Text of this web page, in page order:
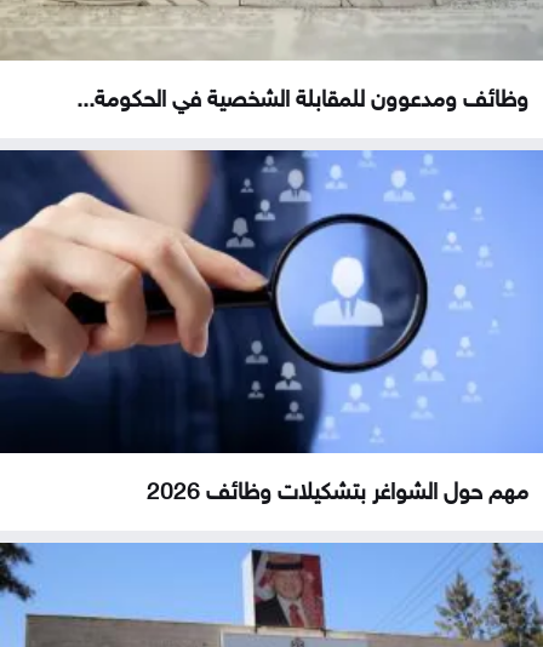
وظائف ومدعوون للمقابلة الشخصية في الحكومة...
مهم حول الشواغر بتشكيلات وظائف 2026